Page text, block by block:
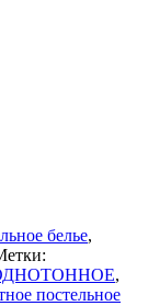
белье,
,
постельное